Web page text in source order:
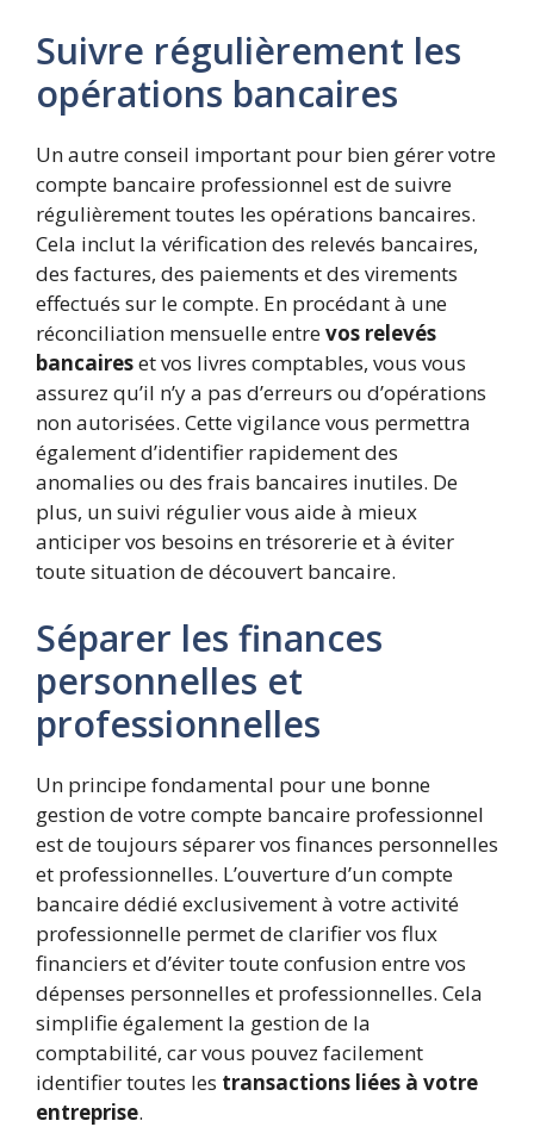
Suivre régulièrement les
opérations bancaires
Un autre conseil important pour bien gérer votre
compte bancaire professionnel est de suivre
régulièrement toutes les opérations bancaires.
Cela inclut la vérification des relevés bancaires,
des factures, des paiements et des virements
effectués sur le compte. En procédant à une
réconciliation mensuelle entrevos relevés
bancaireset vos livres comptables, vous vous
assurez qu’il n’y a pas d’erreurs ou d’opérations
non autorisées. Cette vigilance vous permettra
également d’identifier rapidement des
anomalies ou des frais bancaires inutiles. De
plus, un suivi régulier vous aide à mieux
anticiper vos besoins en trésorerie et à éviter
toute situation de découvert bancaire.
Séparer les finances
personnelles et
professionnelles
Un principe fondamental pour une bonne
gestion de votre compte bancaire professionnel
est de toujours séparer vos finances personnelles
et professionnelles. L’ouverture d’un compte
bancaire dédié exclusivement à votre activité
professionnelle permet de clarifier vos flux
financiers et d’éviter toute confusion entre vos
dépenses personnelles et professionnelles. Cela
simplifie également la gestion de la
comptabilité, car vous pouvez facilement
identifier toutes les transactions liées à votre
entreprise.